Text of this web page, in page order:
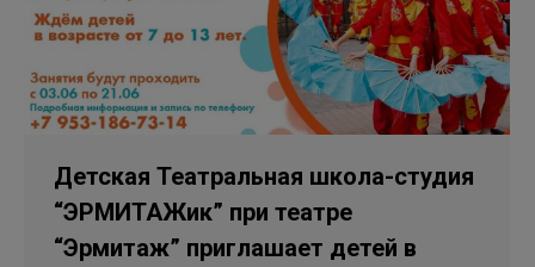
Детская Театральная школа-студия
“ЭРМИТАЖик” при театре
“Эрмитаж” приглашает детей в